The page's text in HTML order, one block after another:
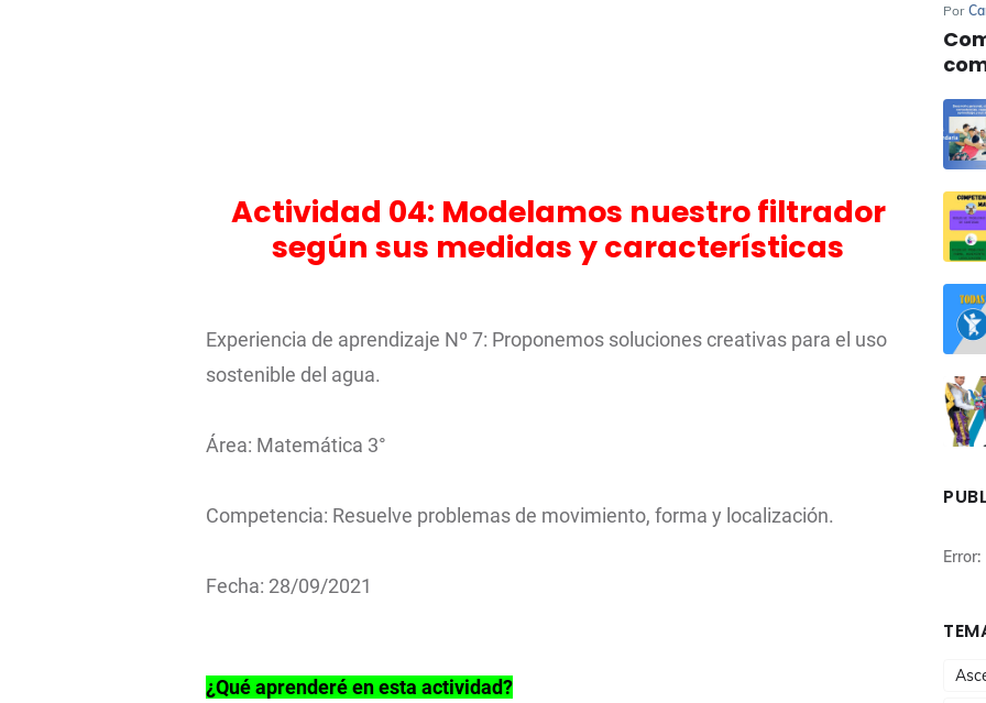
Actividad 04: Modelamos nuestro filtrador
según sus medidas y características
Experiencia de aprendizaje Nº 7: Proponemos soluciones creativas para el uso
sostenible del agua.
Área: Matemática 3°
Competencia: Resuelve problemas de movimiento, forma y localización.
Fecha: 28/09/2021
¿Qué aprenderé en esta actividad?
Por
Error: